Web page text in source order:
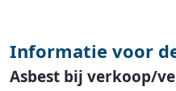
Informatie voor
Asbest bij verkoop/